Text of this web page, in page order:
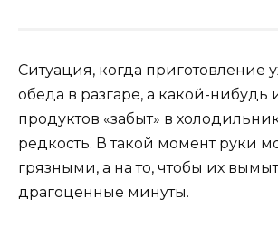
Ситуация, когда приготовление
обеда в разгаре, а какой-нибудь
продуктов «забыт» в
редкость. В такой момент руки
грязными, а на то, чтобы их
драгоценные минуты.